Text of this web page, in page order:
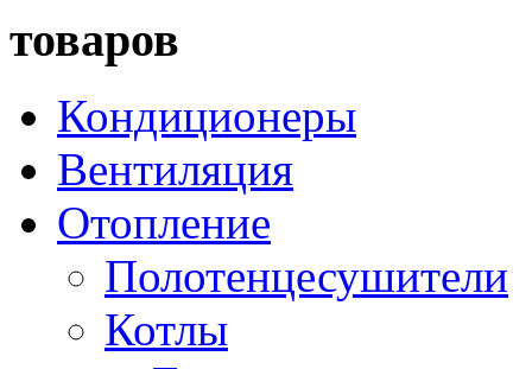
товаров
Кондиционеры
Вентиляция
Отопление
Полотенцесушители
Котлы